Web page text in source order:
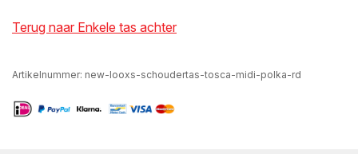
Terug naar Enkele tas achter
Artikelnummer: new-looxs-schoudertas-tosca-midi-polka-rd